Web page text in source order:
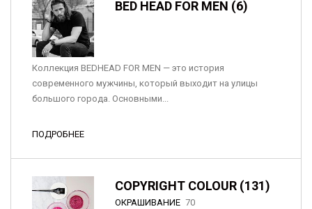
BED HEAD FOR MEN (6)
Коллекция BEDHEAD FOR MEN — это история
современного мужчины, который выходит на улицы
большого города. Основными...
ПОДРОБНЕЕ
COPYRIGHT COLOUR (131)
ОКРАШИВАНИЕ 70